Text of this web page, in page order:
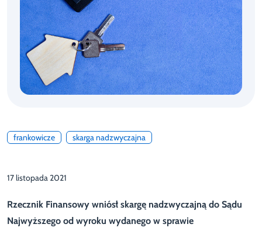
frankowicze skarga nadzwyczajna
17 listopada 2021
Rzecznik Finansowy wniósł skargę nadzwyczajną do Sądu
Najwyższego od wyroku wydanego w sprawie